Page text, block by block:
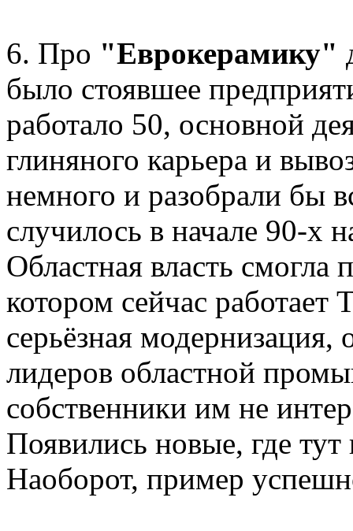
6. Про "Еврокерамику"
было стоявшее
работало 50, основной
глиняного карьера и
немного и разобрали бы
случилось в начале 90-х
Областная власть смогла
котором сейчас
серьёзная модернизация,
лидеров областной
собственники им не
Появились новые, где тут
Наоборот, пример